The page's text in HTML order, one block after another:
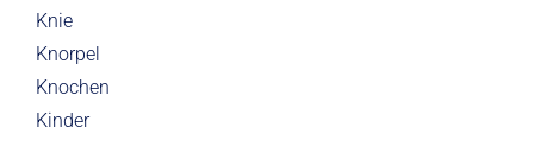
Knie
Knorpel
Knochen
Kinder